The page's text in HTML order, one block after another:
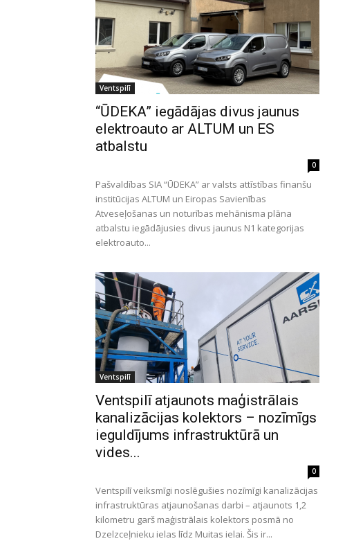
Ventspilī
“ŪDEKA” iegādājas divus jaunus
elektroauto ar ALTUM un ES
atbalstu
0
Pašvaldības SIA “ŪDEKA” ar valsts attīstības finanšu
institūcijas ALTUM un Eiropas Savienības
Atveseļošanas un noturības mehānisma plāna
atbalstu iegādājusies divus jaunus N1 kategorijas
elektroauto...
Ventspilī
Ventspilī atjaunots maģistrālais
kanalizācijas kolektors – nozīmīgs
ieguldījums infrastruktūrā un
vides...
0
Ventspilī veiksmīgi noslēgušies nozīmīgi kanalizācijas
infrastruktūras atjaunošanas darbi – atjaunots 1,2
kilometru garš maģistrālais kolektors posmā no
Dzelzceļnieku ielas līdz Muitas ielai. Šis ir...